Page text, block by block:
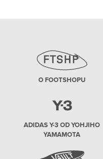
O FOOTSHOPU
ADIDAS Y-3 OD YOHJIHO
YAMAMOTA